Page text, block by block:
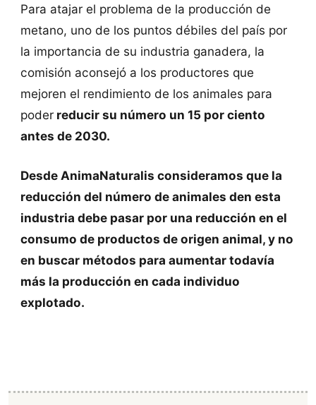
Para atajar el problema de la producción de
metano, uno de los puntos débiles del país por
la importancia de su industria ganadera, la
comisión aconsejó a los productores que
mejoren el rendimiento de los animales para
poderreducir su número un 15 por ciento
antes de 2030.
Desde AnimaNaturalis consideramos que la
reducción del número de animales den esta
industria debe pasar por una reducción en el
consumo de productos de origen animal, y no
en buscar métodos para aumentar todavía
más la producción en cada individuo
explotado.